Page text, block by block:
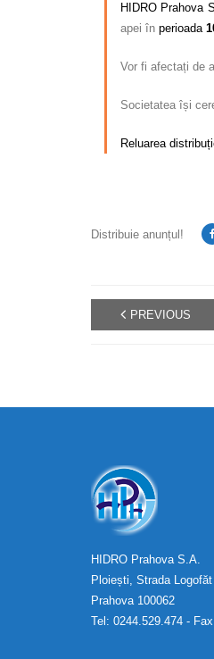
HIDRO Prahova
apei în perioada
Vor fi afectați de
Societatea își
Reluarea
Distribuie anunțul!
PREVIOUS
HIDRO Prahova S.A.
Ploiești, Strada
Prahova 100062
Tel: 0244.529.474 -